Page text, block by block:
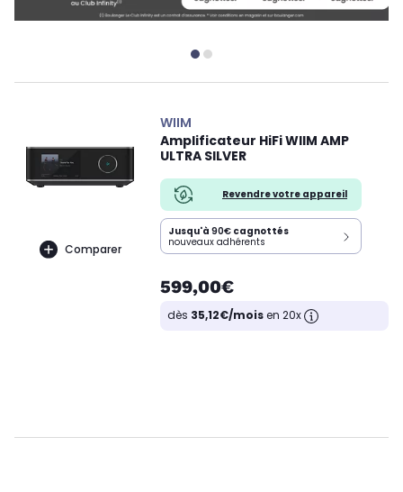
Comparer
WIIM
Amplificateur HiFi WIIM AMP
ULTRA SILVER
Revendre votre appareil
Jusqu'à 90€ cagnottés
nouveaux adhérents
599,00€
dès 35,12€/moisen 20x